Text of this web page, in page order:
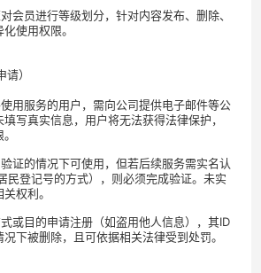
员进行等级划分，针对内容发布、删除、
使用权限。
）
用服务的用户，需向公司提供电子邮件等公
写真实信息，用户将无法获得法律保护，
证的情况下可使用，但若后续服务需实名认
民登记号的方式），则必须完成验证。未实
权利。
或目的申请注册（如盗用他人信息），其ID
下被删除，且可依据相关法律受到处罚。